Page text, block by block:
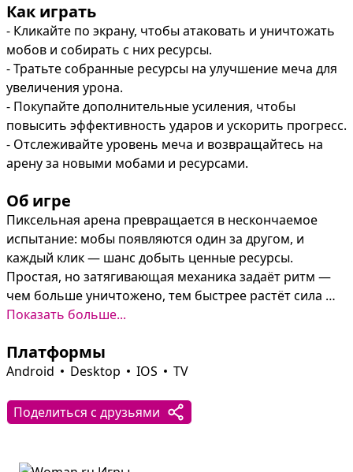
Как играть
- Кликайте по экрану, чтобы атаковать и уничтожать
мобов и собирать с них ресурсы.
- Тратьте собранные ресурсы на улучшение меча для
увеличения урона.
- Покупайте дополнительные усиления, чтобы
повысить эффективность ударов и ускорить прогресс.
- Отслеживайте уровень меча и возвращайтесь на
арену за новыми мобами и ресурсами.
Об игре
Пиксельная арена превращается в нескончаемое
испытание: мобы появляются один за другом, и
каждый клик — шанс добыть ценные ресурсы.
Простая, но затягивающая механика задаёт ритм —
чем больше уничтожено, тем быстрее растёт сила
меча и открываются новые возможности.
улучшений меча и вспомогательных усилений меняет
стиль боя и позволяет справляться с более мощными
победами кликом и долгосрочной стратегией
вложений в оружие заставляет планировать покупки
Показать больше...
Платформы
Android Desktop IOS TV
Поделиться с друзьями